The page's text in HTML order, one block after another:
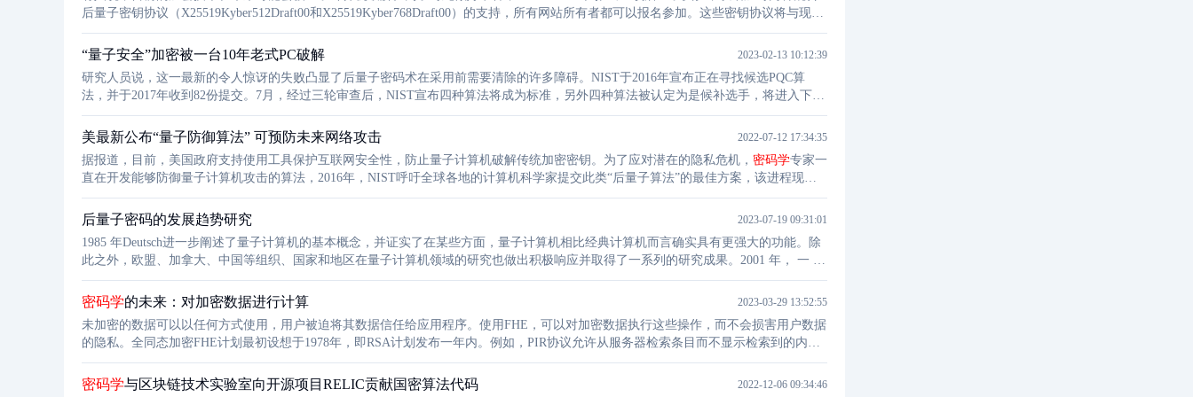
后量子密钥协议（X25519Kyber512Draft00和X25519Kyber768Draft00）的支持，所有网站所有者都可以报名参加。这些密钥协议将与现有
的加密方案一起工作，以确保兼容性。
“量子安全”加密被一台10年老式PC破解 2023-02-13 10:12:39
研究人员说，这一最新的令人惊讶的失败凸显了后量子密码术在采用前需要清除的许多障碍。NIST于2016年宣布正在寻找候选PQC算
法，并于2017年收到82份提交。7月，经过三轮审查后，NIST宣布四种算法将成为标准，另外四种算法被认定为是候补选手，将进入下一
轮的筛选。然而，SIKE的一个弱点是，为了使其工作，它需要向公众提供额外的信息，称为辅助扭转点。然后，这种同构可以重构SIKE
用来加密消息的密钥。
美最新公布“量子防御算法” 可预防未来网络攻击 2022-07-12 17:34:35
据报道，目前，美国政府支持使用工具保护互联网安全性，防止量子计算机破解传统加密密钥。为了应对潜在的隐私危机， 密码学专家一
直在开发能够防御量子计算机攻击的算法，2016年，NIST呼吁全球各地的计算机科学家提交此类“后量子算法”的最佳方案，该进程现已
达到一个“重大里程碑”，首批4项推荐加密算法方案于7月5日公布。
后量子密码的发展趋势研究 2023-07-19 09:31:01
1985 年Deutsch进一步阐述了量子计算机的基本概念，并证实了在某些方面，量子计算机相比经典计算机而言确实具有更强大的功能。除
此之外，欧盟、加拿大、中国等组织、国家和地区在量子计算机领域的研究也做出积极响应并取得了一系列的研究成果。2001 年， 一 个
由 IBM 公司成功研发的 7qubit 的示例性量子计算机成功领跑了该领域的研究。
密码学的未来：对加密数据进行计算 2023-03-29 13:52:55
未加密的数据可以以任何方式使用，用户被迫将其数据信任给应用程序。使用FHE，可以对加密数据执行这些操作，而不会损害用户数据
的隐私。全同态加密FHE计划最初设想于1978年，即RSA计划发布一年内。例如，PIR协议允许从服务器检索条目而不显示检索到的内
容。实际上，Microsoft Edge将FHE应用于密码监控。这将潜在的敏感客户数据暴露给云供应商。e1和e2被称为误差
密码学与区块链技术实验室向开源项目RELIC贡献国密算法代码 2022-12-06 09:34:46